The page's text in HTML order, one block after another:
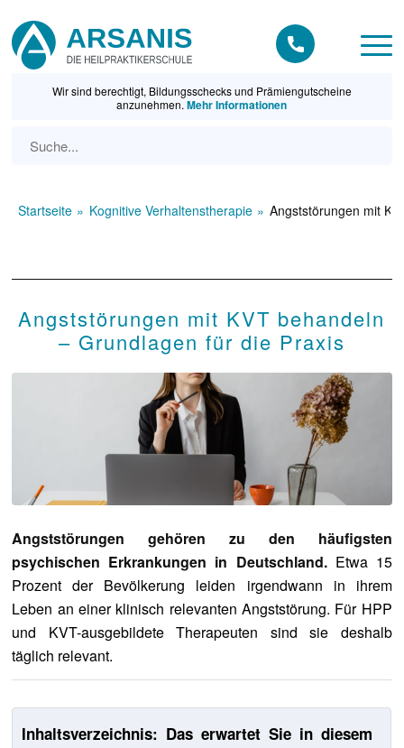
Wir sind berechtigt, Bildungsschecks und Prämiengutscheine
anzunehmen.Mehr Informationen
Startseite Kognitive Verhaltenstherapie Angststörungen mit
Angststörungen mit KVT behandeln
– Grundlagen für die Praxis
Angststörungen gehören zu den häufigsten
psychischen Erkrankungen in Deutschland.Etwa 15
Prozent der Bevölkerung leiden irgendwann in ihrem
Leben an einer klinisch relevanten Angststörung. Für HPP
und KVT-ausgebildete Therapeuten sind sie deshalb
täglich relevant.
Inhaltsverzeichnis: Das erwartet Sie in diesem